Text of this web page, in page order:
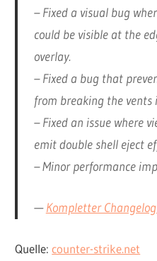
– Fixed a visual bug
could be visible at the
overlay.
– Fixed a bug that
from breaking the vents
– Fixed an issue where
emit double shell eject
– Minor performance
—Kompletter
Quelle:counter-strike.net